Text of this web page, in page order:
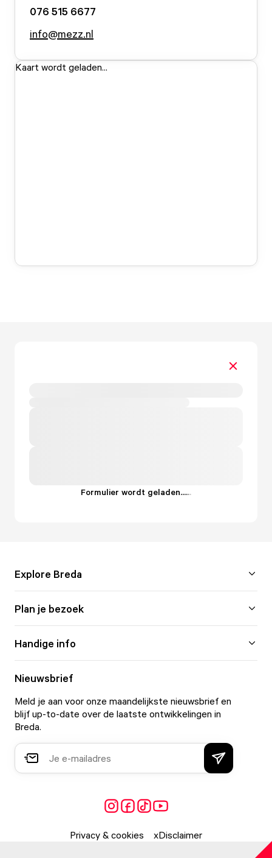
076 515 6677
info@mezz.nl
Kaart wordt geladen...
Formulier wordt geladen......
Explore Breda
Plan je bezoek
Handige info
Nieuwsbrief
Meld je aan voor onze maandelijkste nieuwsbrief en
blijf up-to-date over de laatste ontwikkelingen in
Breda.
Privacy & cookies Disclaimer